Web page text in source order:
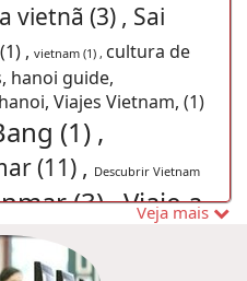
vietnã (3) , Sai
, vietnam (1) , cultura de
hanoi guide,
Viajes Vietnam, (1)
(1) ,
(11) , Descubrir Vietnam
(3) ,Viaje a
de viagem
Veja mais